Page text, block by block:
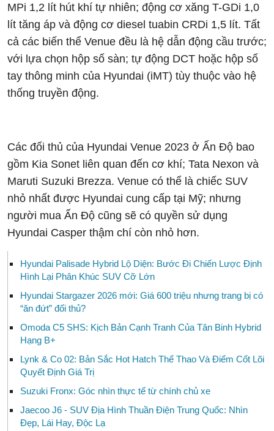
MPi 1,2 lít hút khí tự nhiên; động cơ xăng T-GDi 1,0
lít tăng áp và động cơ diesel tuabin CRDi 1,5 lít. Tất
cả các biến thể Venue đều là hệ dẫn động cầu trước;
với lựa chọn hộp số sàn; tự động DCT hoặc hộp số
tay thông minh của Hyundai (iMT) tùy thuộc vào hệ
thống truyền động.
Các đối thủ của Hyundai Venue 2023 ở Ấn Độ bao
gồm Kia Sonet liên quan đến cơ khí; Tata Nexon và
Maruti Suzuki Brezza. Venue có thể là chiếc SUV
nhỏ nhất được Hyundai cung cấp tại Mỹ; nhưng
người mua Ấn Độ cũng sẽ có quyền sử dụng
Hyundai Casper thậm chí còn nhỏ hơn.
Hyundai Palisade Hybrid Lộ Diện: Bước Đi Chiến Lược Định
Hình Lại Phân Khúc SUV Cỡ Lớn
Hyundai Stargazer 2026 mới: Giá 600 triệu nhưng trang bị có
“ăn đứt” đối thủ?
Omoda C5 SHS: Kịch Bản Cạnh Tranh Của Tân Binh Hybrid
Hạng B+
Lynk & Co 02: Bản Sắc Hot Hatch Thể Thao Và Điểm Cốt Lõi
Quyết Định Giá Trị
Suzuki Fronx: Góc nhìn thực tế từ chính chủ xe
Jaecoo J6 - SUV Địa Hình Thuần Điện Trung Quốc: Nhìn
Đẹp, Lái Hay, Độc Lạ